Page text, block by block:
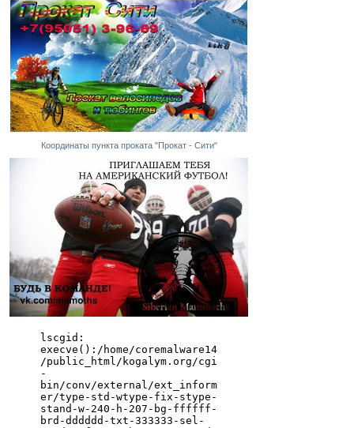
Координаты пункта проката "Прокат - Сити"